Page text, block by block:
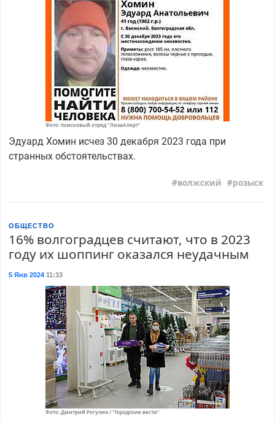
Фото: поисковый отряд "ЛизаАлерт"
Эдуард Хомин исчез 30 декабря 2023 года при
странных обстоятельствах.
волжский розыск
ОБЩЕСТВО
16% волгоградцев считают, что в 2023
году их шоппинг оказался неудачным
5 Янв 202411:33
Фото: Дмитрий Рогулин / "Городские вести"